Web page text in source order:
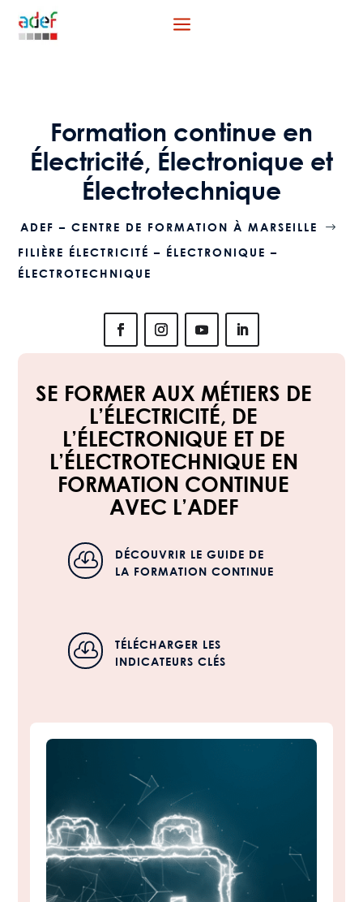
a
Formation continue en
Électricité, Électronique et
Électrotechnique
ADEF – CENTRE DE FORMATION À MARSEILLE $
FILIÈRE ÉLECTRICITÉ – ÉLECTRONIQUE –
ÉLECTROTECHNIQUE
SE FORMER AUX MÉTIERS DE
L’ÉLECTRICITÉ, DE
L’ÉLECTRONIQUE ET DE
L’ÉLECTROTECHNIQUE EN
FORMATION CONTINUE
AVEC L’ADEF

DÉCOUVRIR LE GUIDE DE
LA FORMATION CONTINUE

TÉLÉCHARGER LES
INDICATEURS CLÉS